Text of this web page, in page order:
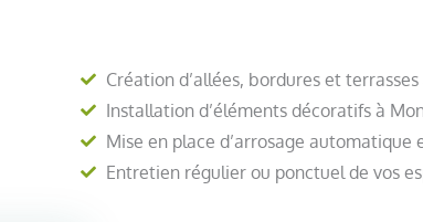
Création d’allées, bordures et
Installation d’éléments décoratifs à
Mise en place d’arrosage
Entretien régulier ou ponctuel de vos